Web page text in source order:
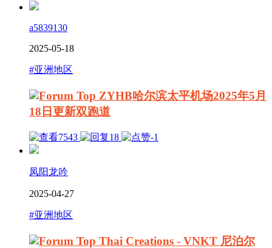
a5839130
2025-05-18
#亚洲地区
ZYHB哈尔滨太平机场2025年5月
18日更新双跑道
7543 18 -1
凤阳龙吟
2025-04-27
#亚洲地区
Thai Creations - VNKT 尼泊尔